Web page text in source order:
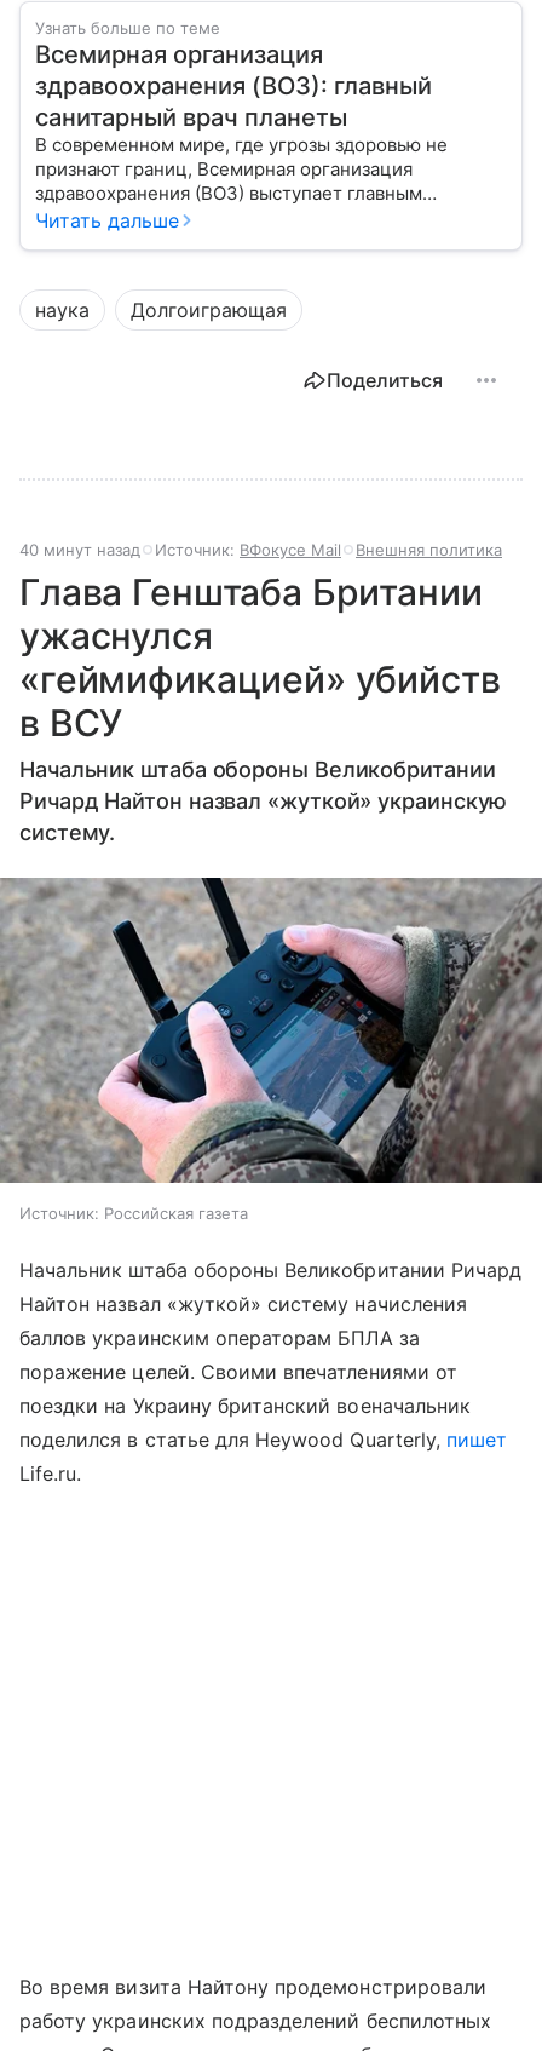
Узнать больше по теме
Всемирная организация
здравоохранения (ВОЗ): главный
санитарный врач планеты
В современном мире, где угрозы здоровью не
признают границ, Всемирная организация
здравоохранения (ВОЗ) выступает главным
координатором глобального здравоохранения. Эта
человека, работая над его реализацией для
миллиардов людей. Как устроен этот «командный
центр», с какими вызовами он сталкивается в 2026
Читать дальше
наука Долгоиграющая
Поделиться
40 минут назад Источник: ВФокусе Mail Внешняя политика
Глава Генштаба Британии
ужаснулся
«геймификацией» убийств
в ВСУ
Начальник штаба обороны Великобритании
Ричард Найтон назвал «жуткой» украинскую
систему.
Источник: Российская газета
Начальник штаба обороны Великобритании Ричард
Найтон назвал «жуткой» систему начисления
баллов украинским операторам БПЛА за
поражение целей. Своими впечатлениями от
поездки на Украину британский военачальник
поделился в статье для Heywood Quarterly, пишет
Life.ru.
Во время визита Найтону продемонстрировали
работу украинских подразделений беспилотных